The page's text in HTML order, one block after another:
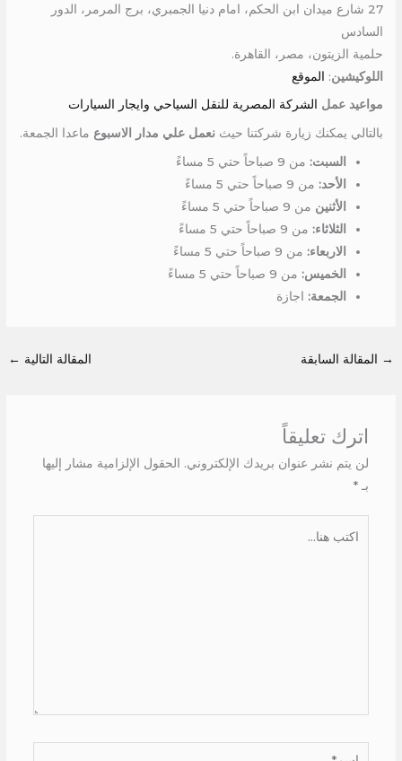
27 شارع ميدان ابن الحكم، امام دنيا الجمبري، برج المرمر، الدور
السادس
حلمية الزيتون، مصر، القاهرة.
اللوكيشين: الموقع
مواعيد عمل الشركة المصرية للنقل السياحي وايجار السيارات
بالتالي يمكنك زيارة شركتنا حيثنعمل علي مدار الاسبوع ماعدا الجمعة.
السبت: من 9 صباحاً حتي 5 مساءً
الأحد: من 9 صباحاً حتي 5 مساءً
الأثنين من 9 صباحاً حتي 5 مساءً
الثلاثاء: من 9 صباحاً حتي 5 مساءً
الاربعاء: من 9 صباحاً حتي 5 مساءً
الخميس: من 9 صباحاً حتي 5 مساءً
الجمعة: اجازة
→ المقالة السابقة المقالة التالية ←
اترك تعليقاً
لن يتم نشر عنوان بريدك الإلكتروني. الحقول الإلزامية مشار إليها
بـ *
اسم*